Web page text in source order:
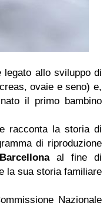
legato allo sviluppo di
ovaie e seno) e,
il primo bambino
racconta la storia di
di riproduzione
Barcellonaal fine di
la sua storia familiare
Nazionale